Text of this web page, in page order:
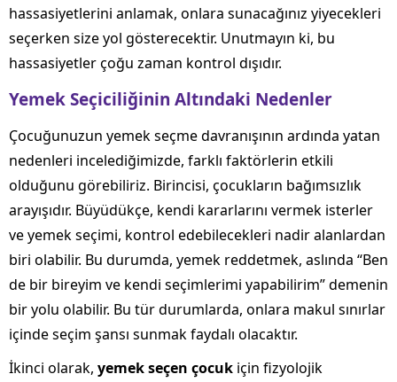
hassasiyetlerini anlamak, onlara sunacağınız yiyecekleri
seçerken size yol gösterecektir. Unutmayın ki, bu
hassasiyetler çoğu zaman kontrol dışıdır.
Yemek Seçiciliğinin Altındaki Nedenler
Çocuğunuzun yemek seçme davranışının ardında yatan
nedenleri incelediğimizde, farklı faktörlerin etkili
olduğunu görebiliriz. Birincisi, çocukların bağımsızlık
arayışıdır. Büyüdükçe, kendi kararlarını vermek isterler
ve yemek seçimi, kontrol edebilecekleri nadir alanlardan
biri olabilir. Bu durumda, yemek reddetmek, aslında “Ben
de bir bireyim ve kendi seçimlerimi yapabilirim” demenin
bir yolu olabilir. Bu tür durumlarda, onlara makul sınırlar
içinde seçim şansı sunmak faydalı olacaktır.
İkinci olarak, yemek seçen çocuk için fizyolojik